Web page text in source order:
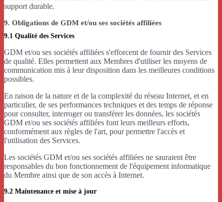
support durable.
9. Obligations de GDM et/ou ses sociétés affiliées
9.1 Qualité des Services
GDM et/ou ses sociétés affiliées s'efforcent de fournir des Services
de qualité. Elles permettent aux Membres d'utiliser les moyens de
communication mis à leur disposition dans les meilleures conditions
possibles.
En raison de la nature et de la complexité du réseau Internet, et en
particulier, de ses performances techniques et des temps de réponse
pour consulter, interroger ou transférer les données, les sociétés
GDM et/ou ses sociétés affiliées font leurs meilleurs efforts,
conformément aux règles de l'art, pour permettre l'accès et
l'utilisation des Services.
Les sociétés GDM et/ou ses sociétés affiliées ne sauraient être
responsables du bon fonctionnement de l'équipement informatique
du Membre ainsi que de son accès à Internet.
9.2 Maintenance et mise à jour